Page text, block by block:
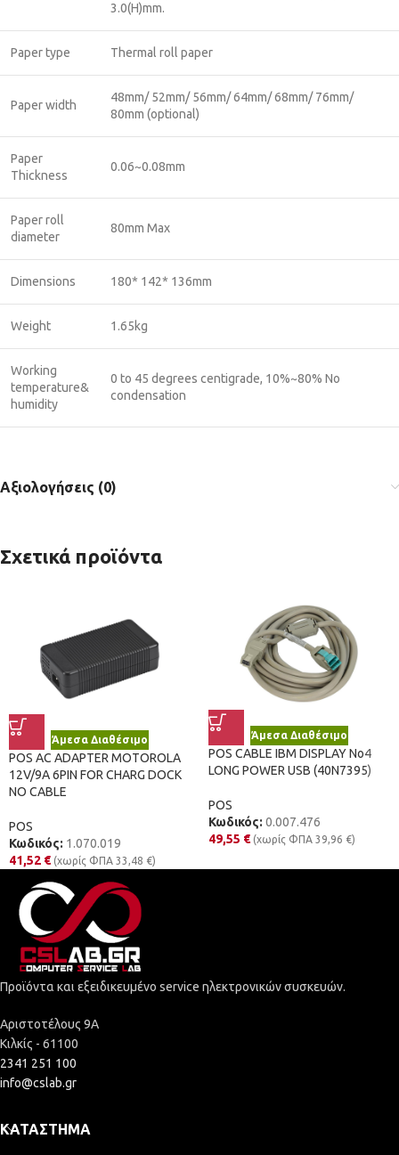
3.0(H)mm.
Paper type Thermal roll paper
Paper width
48mm/ 52mm/ 56mm/ 64mm/ 68mm/ 76mm/
80mm (optional)
Paper
Thickness
0.06~0.08mm
Paper roll
diameter
80mm Max
Dimensions 180* 142* 136mm
Weight 1.65kg
Working
temperature&
humidity
0 to 45 degrees centigrade, 10%~80% No
condensation
Αξιολογήσεις (0)
Σχετικά προϊόντα
Άμεσα Διαθέσιμο
POS AC ADAPTER MOTOROLA
12V/9A 6PIN FOR CHARG DOCK
NO CABLE
POS
Κωδικός: 1.070.019
41,52 € (χωρίς ΦΠΑ 33,48 €)
Άμεσα Διαθέσιμο
POS CABLE IBM DISPLAY No4
LONG POWER USB (40N7395)
POS
Κωδικός: 0.007.476
49,55 € (χωρίς ΦΠΑ 39,96 €)
Προϊόντα και εξειδικευμένο service ηλεκτρονικών συσκευών.
Αριστοτέλους 9Α
Κιλκίς - 61100
2341 251 100
info@cslab.gr
ΚΑΤΆΣΤΗΜΑ